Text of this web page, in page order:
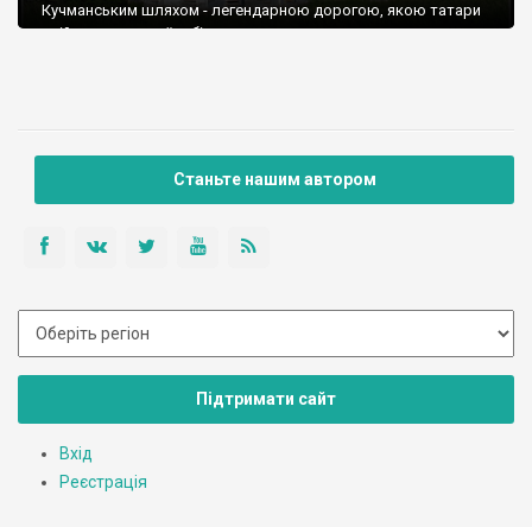
Кучманським шляхом - легендарною дорогою, якою татари
здійснювали свої набіги.
Станьте нашим автором
Підтримати сайт
Вхід
Реєстрація